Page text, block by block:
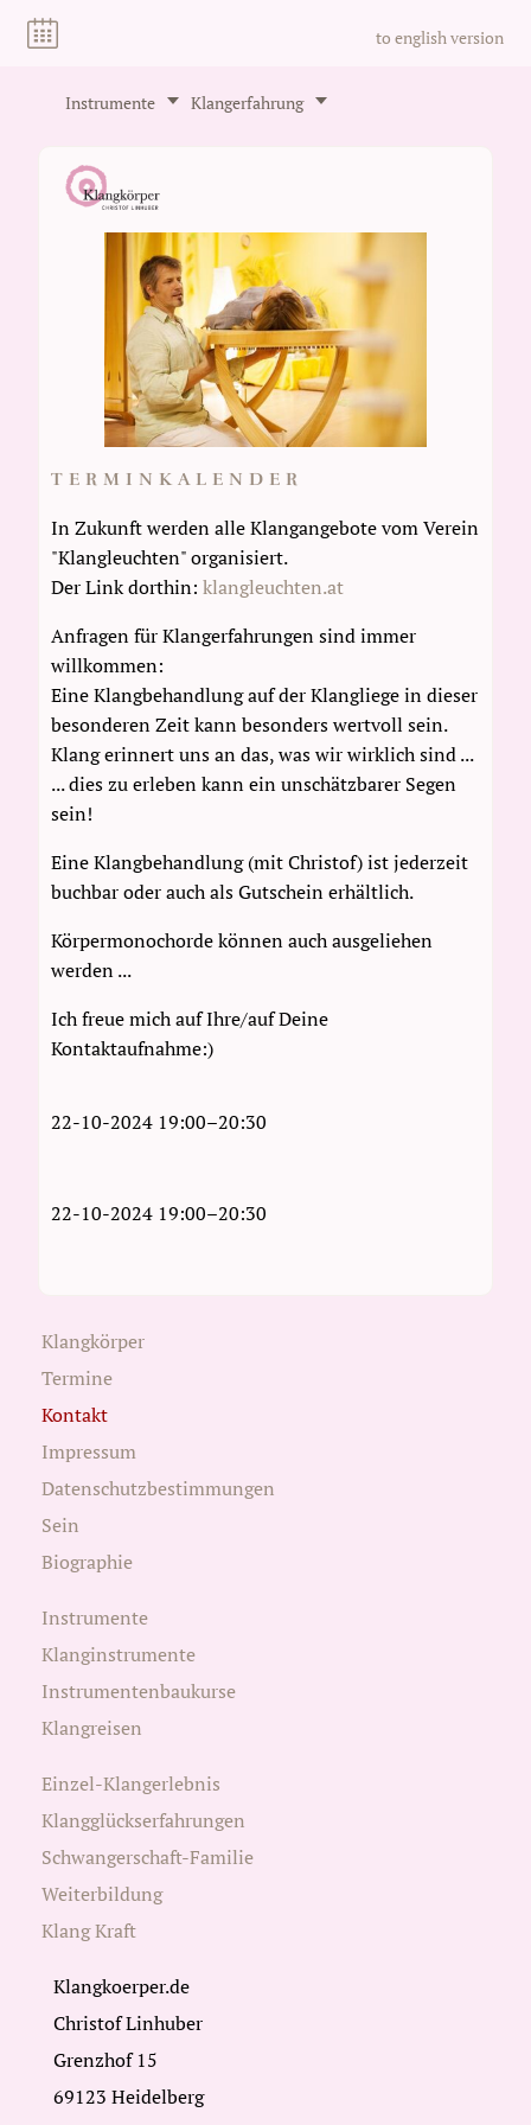
to english version
Instrumente Klangerfahrung
TERMINKALENDER
In Zukunft werden alle Klangangebote vom Verein
"Klangleuchten" organisiert.
Der Link dorthin: klangleuchten.at
Anfragen für Klangerfahrungen sind immer
willkommen:
Eine Klangbehandlung auf der Klangliege in dieser
besonderen Zeit kann besonders wertvoll sein.
Klang erinnert uns an das, was wir wirklich sind ...
... dies zu erleben kann ein unschätzbarer Segen
sein!
Eine Klangbehandlung (mit Christof) ist jederzeit
buchbar oder auch als Gutschein erhältlich.
Körpermonochorde können auch ausgeliehen
werden ...
Ich freue mich auf Ihre/auf Deine
Kontaktaufnahme:)
22-10-2024 19:00–20:30
22-10-2024 19:00–20:30
Klangkörper
Termine
Kontakt
Impressum
Datenschutzbestimmungen
Sein
Biographie
Instrumente
Klanginstrumente
Instrumentenbaukurse
Klangreisen
Einzel-Klangerlebnis
Klangglückserfahrungen
Schwangerschaft-Familie
Weiterbildung
Klang Kraft
Klangkoerper.de
Christof Linhuber
Grenzhof 15
69123 Heidelberg